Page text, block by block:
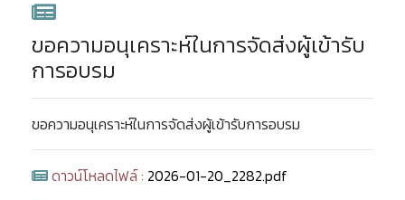
ขอความอนุเคราะห์ในการจัดส่งผู้เข้ารับ
การอบรม
ขอความอนุเคราะห์ในการจัดส่งผู้เข้ารับการอบรม
ดาวน์โหลดไฟล์ : 2026-01-20_2282.pdf